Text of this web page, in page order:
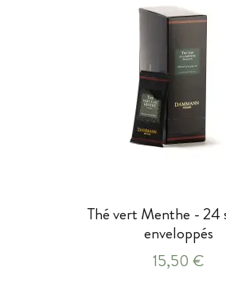
Thé vert Menthe - 24
enveloppés
15,50 €